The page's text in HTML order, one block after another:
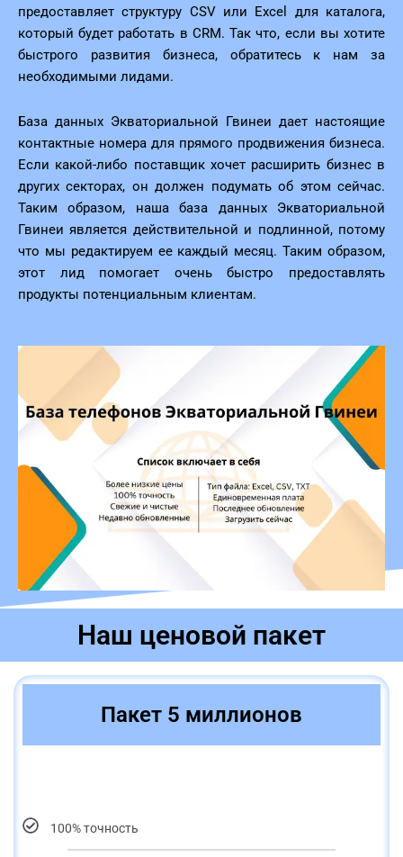
предоставляет структуру CSV или Excel для каталога,
который будет работать в CRM. Так что, если вы хотите
быстрого развития бизнеса, обратитесь к нам за
необходимыми лидами.
База данных Экваториальной Гвинеи дает настоящие
контактные номера для прямого продвижения бизнеса.
Если какой-либо поставщик хочет расширить бизнес в
других секторах, он должен подумать об этом сейчас.
Таким образом, наша база данных Экваториальной
Гвинеи является действительной и подлинной, потому
что мы редактируем ее каждый месяц. Таким образом,
этот лид помогает очень быстро предоставлять
продукты потенциальным клиентам.
Наш ценовой пакет
Пакет 5 миллионов
100% точность